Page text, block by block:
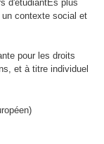
d'étudiantEs plus
contexte social et
pour les droits
et à titre individuel